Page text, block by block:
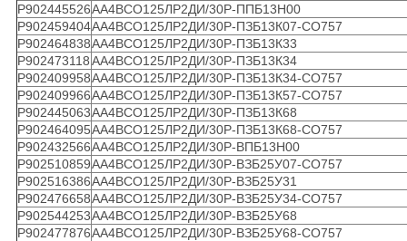
Р902445526АА4ВСО125ЛР2ДИ/30Р-ППБ13Н00
Р902459404АА4ВСО125ЛР2ДИ/30Р-ПЗБ13К07-СО757
Р902464838АА4ВСО125ЛР2ДИ/30Р-ПЗБ13К33
Р902473118АА4ВСО125ЛР2ДИ/30Р-ПЗБ13К34
Р902409958АА4ВСО125ЛР2ДИ/30Р-ПЗБ13К34-СО757
Р902409966АА4ВСО125ЛР2ДИ/30Р-ПЗБ13К57-СО757
Р902445063АА4ВСО125ЛР2ДИ/30Р-ПЗБ13К68
Р902464095АА4ВСО125ЛР2ДИ/30Р-ПЗБ13К68-СО757
Р902432566АА4ВСО125ЛР2ДИ/30Р-ВПБ13Н00
Р902510859АА4ВСО125ЛР2ДИ/30Р-ВЗБ25У07-СО757
Р902516386АА4ВСО125ЛР2ДИ/30Р-ВЗБ25У31
Р902476658АА4ВСО125ЛР2ДИ/30Р-ВЗБ25У34-СО757
Р902544253АА4ВСО125ЛР2ДИ/30Р-ВЗБ25У68
Р902477876АА4ВСО125ЛР2ДИ/30Р-ВЗБ25У68-СО757